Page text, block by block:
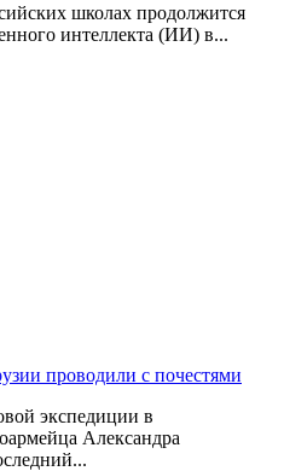
школах продолжится
интеллекта (ИИ) в...
проводили с почестями
экспедиции в
Александра